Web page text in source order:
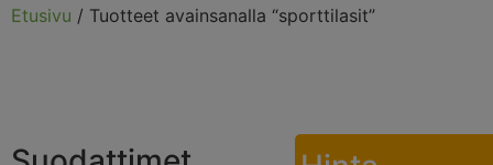
Etusivu / Tuotteet avainsanalla “sporttilasit”